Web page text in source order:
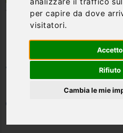
per capire da dove
visitatori.
Accetto
Rifiuto
Cambia le mie
Tour in E-Bike tra i
dell'Altopiano Silano